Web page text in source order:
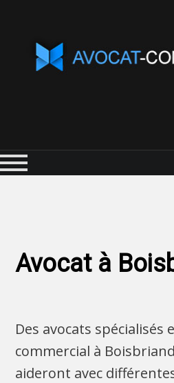
Avocat à
Des avocats spécialisés
commercial à
aideront avec